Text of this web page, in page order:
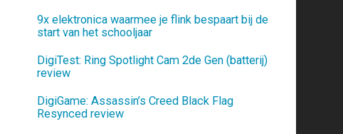
9x elektronica waarmee je flink bespaart bij de
start van het schooljaar
DigiTest: Ring Spotlight Cam 2de Gen (batterij)
review
DigiGame: Assassin’s Creed Black Flag
Resynced review